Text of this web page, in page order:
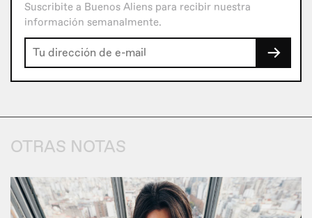
Suscribite a Buenos Aliens para recibir nuestra
información semanalmente.
→
OTRAS NOTAS